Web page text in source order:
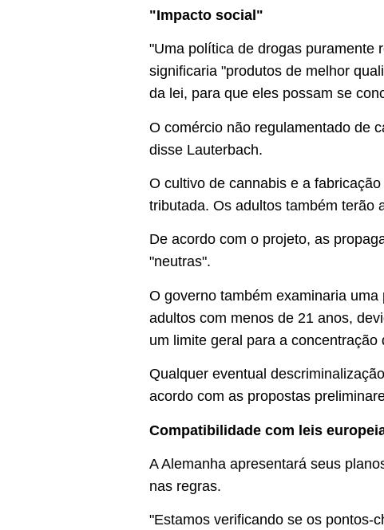
"Impacto social"
"Uma política de drogas puramente
significaria "produtos de melhor
da lei, para que eles possam se
O comércio não regulamentado de
disse Lauterbach.
O cultivo de cannabis e a
tributada. Os adultos também terão
De acordo com o projeto, as
"neutras".
O governo também examinaria
adultos com menos de 21 anos,
um limite geral para a
Qualquer eventual
acordo com as propostas
Compatibilidade com leis
A Alemanha apresentará seus
nas regras.
"Estamos verificando se os pontos-